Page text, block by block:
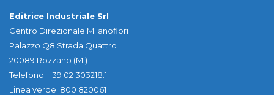
Editrice Industriale Srl
Centro Direzionale Milanofiori
Palazzo Q8 Strada Quattro
20089 Rozzano (MI)
Telefono: +39 02 303218.1
Linea verde: 800 820061